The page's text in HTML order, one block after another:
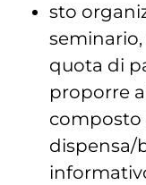
sto
quota di
proporre
composto
dispensa/